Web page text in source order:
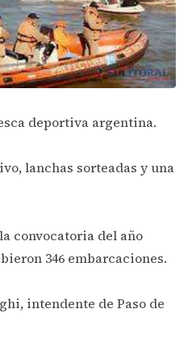
deportiva argentina.
lanchas sorteadas y una
convocatoria del año
346 embarcaciones.
intendente de Paso de